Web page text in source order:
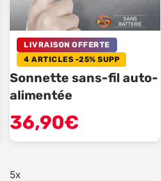
LIVRAISON OFFERTE
4 ARTICLES -25% SUPP
Sonnette sans-fil auto-
alimentée
36,90€
5x